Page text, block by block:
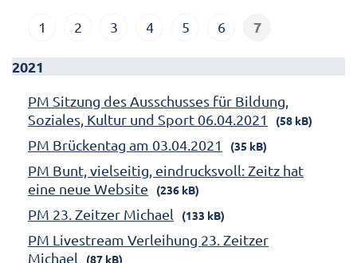
1 2 3 4 5 6 7
2021
PM Sitzung des Ausschusses für Bildung,
Soziales, Kultur und Sport 06.04.2021
(58 kB)
PM Brückentag am 03.04.2021 (35 kB)
PM Bunt, vielseitig, eindrucksvoll: Zeitz hat
eine neue Website
(236 kB)
PM 23. Zeitzer Michael (133 kB)
PM Livestream Verleihung 23. Zeitzer
Michael
(87 kB)